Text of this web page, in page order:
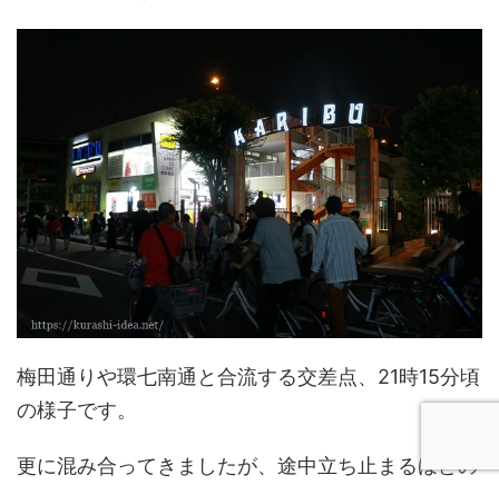
梅田通りや環七南通と合流する交差点、21時15分頃
の様子です。
更に混み合ってきましたが、途中立ち止まるほどの